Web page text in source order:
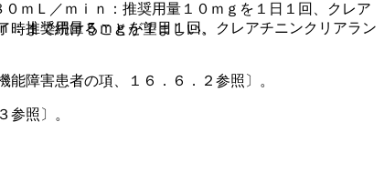
まで続けることが望ましい。
ｍＬ／ｍｉｎ：推奨用量１０ｍｇを１日１回、クレア
推奨用量５ｍｇを１日１回、クレアチニンクリアラン
障害患者の項、１６．６．２参照〕。
照〕。